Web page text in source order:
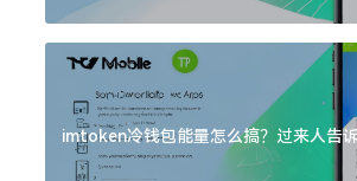
imtoken冷钱包能量怎么搞？过来人告